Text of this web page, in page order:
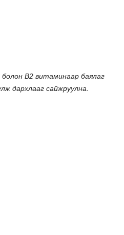
болон В2 витаминаар баялаг
дархлааг сайжруулна.